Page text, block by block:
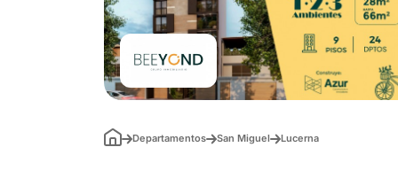
Departamentos San Miguel Lucerna